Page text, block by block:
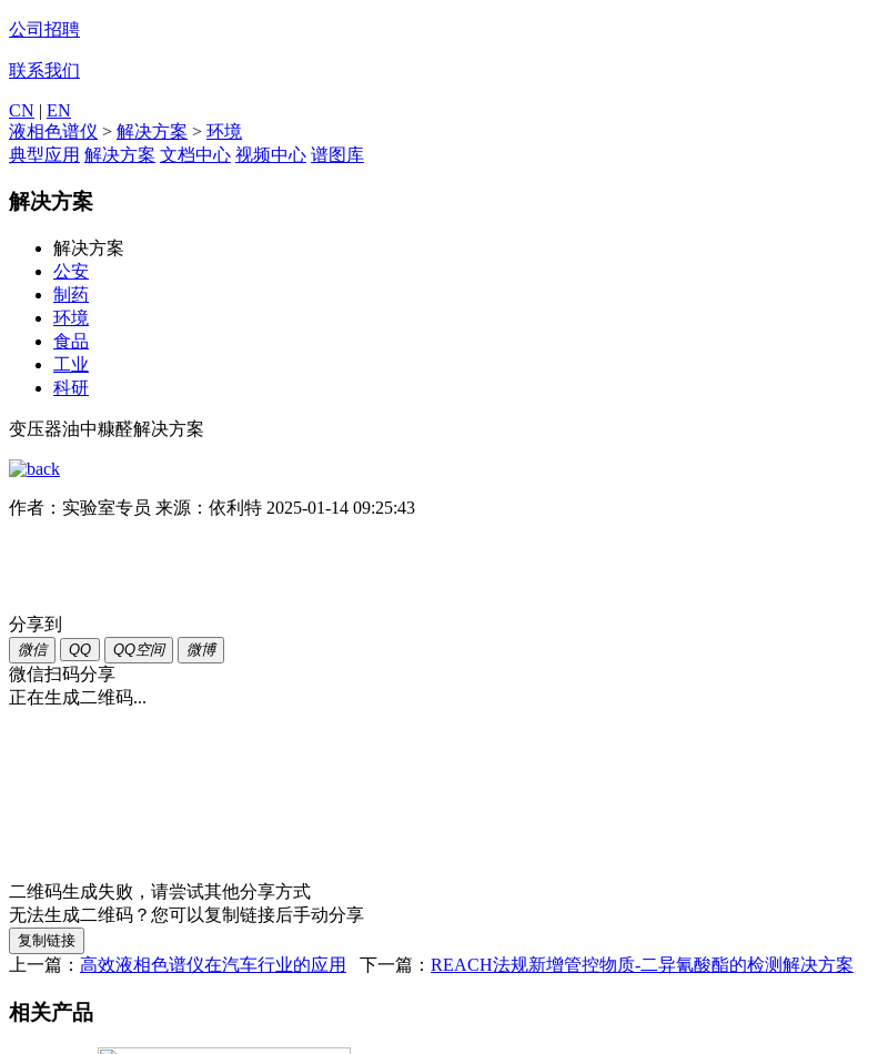
公司招聘
联系我们
CN | EN
液相色谱仪 > 解决方案 > 环境
典型应用 解决方案 文档中心 视频中心 谱图库
解决方案
解决方案
公安
制药
环境
食品
工业
科研
变压器油中糠醛解决方案
作者：实验室专员 来源：依利特 2025-01-14 09:25:43
分享到
微信 QQ QQ空间 微博
微信扫码分享
正在生成二维码...
二维码生成失败，请尝试其他分享方式
无法生成二维码？您可以复制链接后手动分享
复制链接
上一篇： 高效液相色谱仪在汽车行业的应用 下一篇： REACH法规新增管控物质-二异氰酸酯的检测解决方案
相关产品